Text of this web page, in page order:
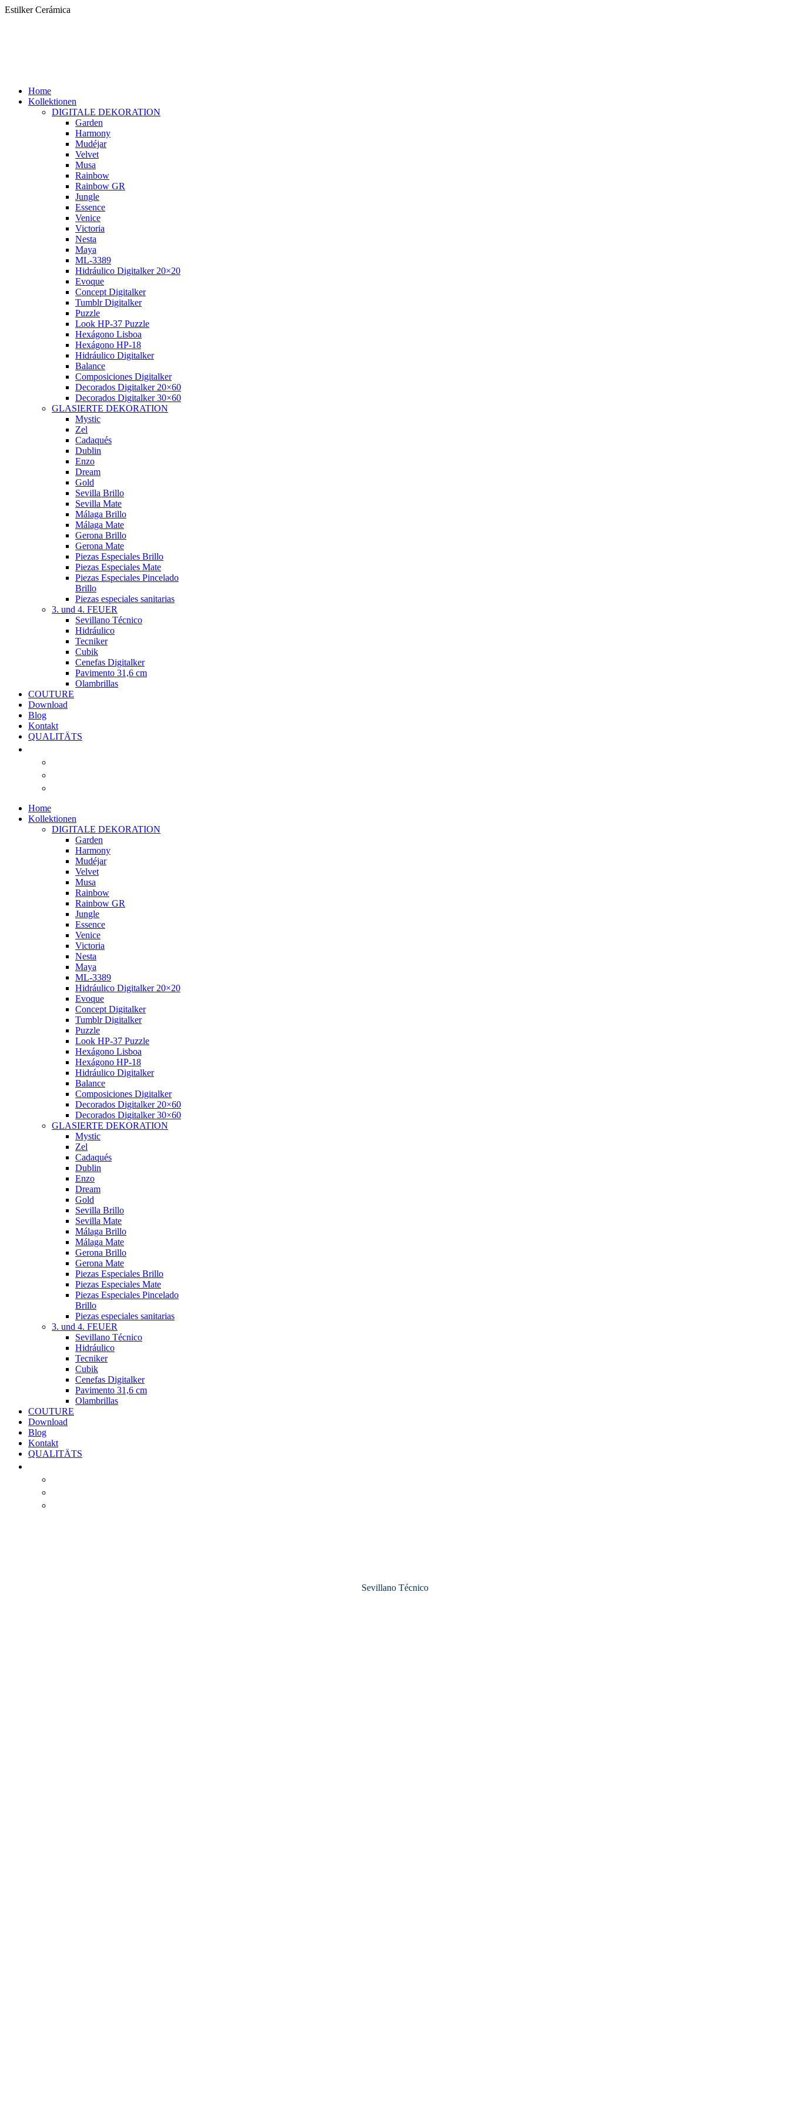
Zum
Estilker Cerámica
Home
Kollektionen
DIGITALE DEKORATION
Garden
Harmony
Mudéjar
Velvet
Musa
Rainbow
Rainbow GR
Jungle
Essence
Venice
Victoria
Nesta
Maya
ML-3389
Hidráulico Digitalker 20×20
Evoque
Concept Digitalker
Tumblr Digitalker
Puzzle
Look HP-37 Puzzle
Hexágono Lisboa
Hexágono HP-18
Hidráulico Digitalker
Balance
Composiciones Digitalker
Decorados Digitalker 20×60
Decorados Digitalker 30×60
GLASIERTE DEKORATION
Mystic
Zel
Cadaqués
Dublin
Enzo
Dream
Gold
Sevilla Brillo
Sevilla Mate
Málaga Brillo
Málaga Mate
Gerona Brillo
Gerona Mate
Piezas Especiales Brillo
Piezas Especiales Mate
Piezas Especiales Pincelado
Brillo
Piezas especiales sanitarias
3. und 4. FEUER
Sevillano Técnico
Hidráulico
Tecniker
Cubik
Cenefas Digitalker
Pavimento 31,6 cm
Olambrillas
COUTURE
Download
Blog
Kontakt
QUALITÄTS
Home
Kollektionen
DIGITALE DEKORATION
Garden
Harmony
Mudéjar
Velvet
Musa
Rainbow
Rainbow GR
Jungle
Essence
Venice
Victoria
Nesta
Maya
ML-3389
Hidráulico Digitalker 20×20
Evoque
Concept Digitalker
Tumblr Digitalker
Puzzle
Look HP-37 Puzzle
Hexágono Lisboa
Hexágono HP-18
Hidráulico Digitalker
Balance
Composiciones Digitalker
Decorados Digitalker 20×60
Decorados Digitalker 30×60
GLASIERTE DEKORATION
Mystic
Zel
Cadaqués
Dublin
Enzo
Dream
Gold
Sevilla Brillo
Sevilla Mate
Málaga Brillo
Málaga Mate
Gerona Brillo
Gerona Mate
Piezas Especiales Brillo
Piezas Especiales Mate
Piezas Especiales Pincelado
Brillo
Piezas especiales sanitarias
3. und 4. FEUER
Sevillano Técnico
Hidráulico
Tecniker
Cubik
Cenefas Digitalker
Pavimento 31,6 cm
Olambrillas
COUTURE
Download
Blog
Kontakt
QUALITÄTS
Sevillano Técnico